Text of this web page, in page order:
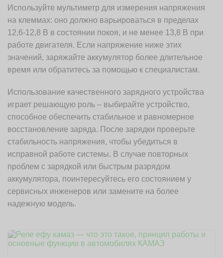
Используйте мультиметр для измерения напряжения
на клеммах: оно должно варьироваться в пределах
12,6-12,8 В в состоянии покоя, и не менее 13,8 В при
работе двигателя. Если напряжение ниже этих
значений, заряжайте аккумулятор более длительное
время или обратитесь за помощью к специалистам.
Использование качественного зарядного устройства
играет решающую роль – выбирайте устройство,
способное обеспечить стабильное и равномерное
восстановление заряда. После зарядки проверьте
стабильность напряжения, чтобы убедиться в
исправной работе системы. В случае повторных
проблем с зарядкой или быстрым разрядом
аккумулятора, поинтересуйтесь его состоянием у
сервисных инженеров или замените на более
надежную модель.